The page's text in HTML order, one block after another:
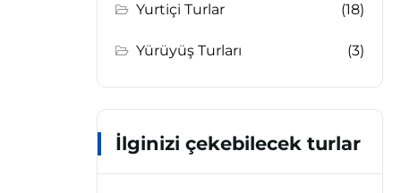
Yurtiçi Turlar (18)
Yürüyüş Turları (3)
İlginizi çekebilecek turlar